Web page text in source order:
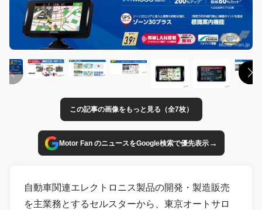
この記事の画像をもっと見る（全7枚）
Motor Fan のニュースをGoogle検索で優先表示→
自動車関連エレクトロニス製品の開発・製造販売
を主業務とするセルスターから、東京オートサロ